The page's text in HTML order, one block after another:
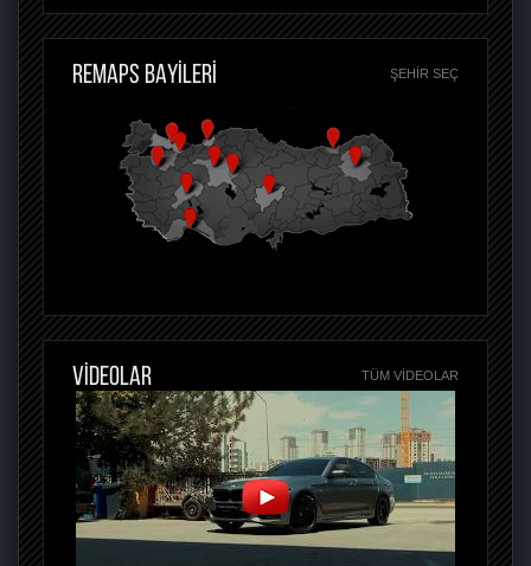
REMAPS BAYİLERİ ŞEHIR SEÇ
VİDEOLAR TÜM VIDEOLAR